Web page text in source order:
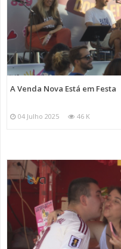
A Venda Nova Está em Festa
04 Julho 2025 46 K